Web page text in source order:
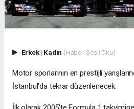
Erkek| Kadın (Haberi Sesli Oku)
Motor sporlarının en prestijli
İstanbul'da tekrar düzenlenecek.